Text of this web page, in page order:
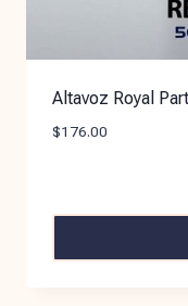
Altavoz Royal
$176.00